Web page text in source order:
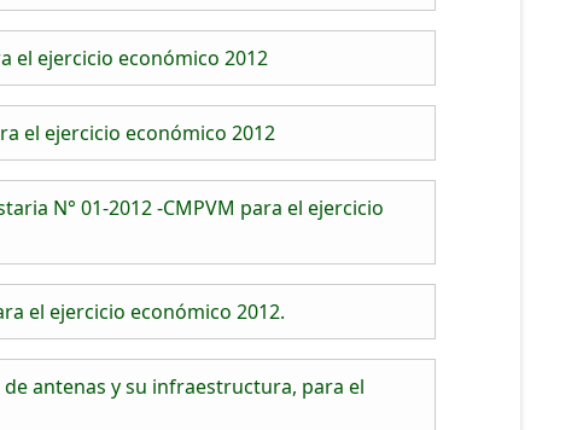
el ejercicio económico 2012
el ejercicio económico 2012
N° 01-2012 -CMPVM para el ejercicio
el ejercicio económico 2012.
antenas y su infraestructura, para el